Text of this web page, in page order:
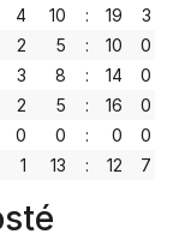
4 10 : 19 3
2 5 : 10 0
3 8 : 14 0
2 5 : 16 0
0 0 : 0
0
1 13 : 12 7